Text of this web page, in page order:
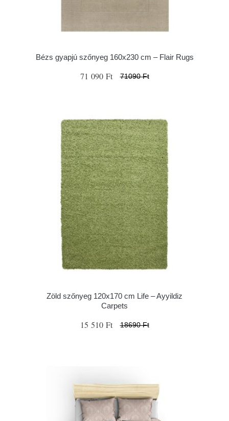
Bézs gyapjú szőnyeg 160x230 cm – Flair Rugs
71 090 Ft 71090 Ft
Zöld szőnyeg 120x170 cm Life – Ayyildiz
Carpets
15 510 Ft 18690 Ft